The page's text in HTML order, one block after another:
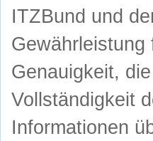
ITZBund und
Genauigkeit,
Vollständigkeit
Informationen